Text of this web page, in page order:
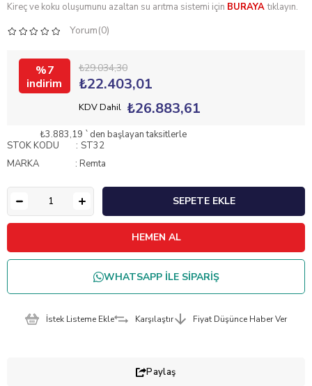
Kireç ve koku oluşumunu azaltan su arıtma sistemi için BURAYAtıklayın.
Yorum(0)
7 ₺29.034,30
₺22.403,01
KDV Dahil ₺26.883,61
₺3.883,19 `den başlayan taksitlerle
STOK KODU
ST32
MARKA
: Remta
WHATSAPP İLE SİPARİŞ
İstek Listeme Ekle Karşılaştır Fiyat Düşünce Haber Ver
Paylaş